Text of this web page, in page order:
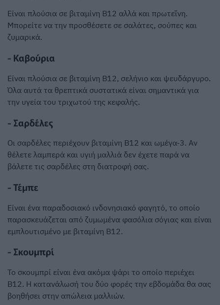
Είναι πλούσια σε βιταμίνη Β12 αλλά και πρωτεΐνη.
Μπορείτε να την προσθέσετε σε σαλάτες, σούπες και
ζυμαρικά.
- Καβούρια
Είναι πλούσια σε βιταμίνη Β12, σελήνιο και ψευδάργυρο.
Όλα αυτά τα θρεπτικά συστατικά είναι σημαντικά για
την υγεία του τριχωτού της κεφαλής.
- Σαρδέλες
Οι σαρδέλες περιέχουν βιταμίνη Β12 και ωμέγα-3. Αν
θέλετε λαμπερά και υγιή μαλλιά δεν έχετε παρά να
βάλετε τις σαρδέλες στη διατροφή σας.
- Τέμπε
Είναι ένα παραδοσιακό ινδονησιακό φαγητό, το οποίο
παρασκευάζεται από ζυμωμένα φασόλια σόγιας και είναι
εμπλουτισμένο με βιταμίνη Β12.
- Σκουμπρί
Το σκουμπρί είναι ένα ακόμα ψάρι το οποίο περιέχει
Β12. Η κατανάλωσή του δύο φορές την εβδομάδα θα σας
βοηθήσει στην απώλεια μαλλιών.